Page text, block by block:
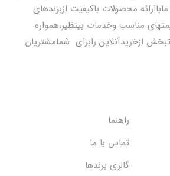
محصولات باکیفیت ازبرندهای
مناسب وخدمات بینظیر،همواره
ازخریدآنلاین رابرای شمامشتریان
راهنما
تماس با ما
گالری برندها